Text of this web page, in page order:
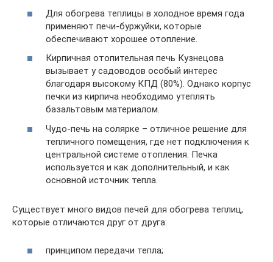
Для обогрева теплицы в холодное время года
применяют печи-буржуйки, которые
обеспечивают хорошее отопление.
Кирпичная отопительная печь Кузнецова
вызывает у садоводов особый интерес
благодаря высокому КПД (80%). Однако корпус
печки из кирпича необходимо утеплять
базальтовым материалом.
Чудо-печь на солярке – отличное решение для
тепличного помещения, где нет подключения к
центральной системе отопления. Печка
используется и как дополнительный, и как
основной источник тепла.
Существует много видов печей для обогрева теплиц,
которые отличаются друг от друга:
принципом передачи тепла;